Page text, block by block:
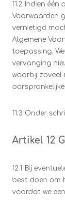
11.2 Indien
Voorwaarden
vernietigd
Algemene
toepassing.
vervanging
waarbij zoveel
11.3 Onder
Artikel 12
12.1 Bij
best doen om
voordat we